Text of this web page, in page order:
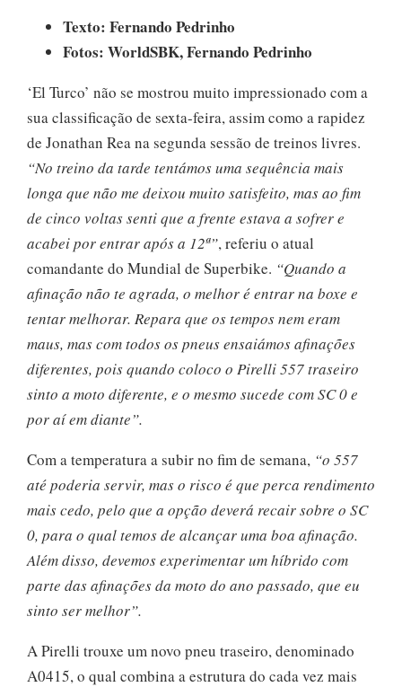
Texto: Fernando Pedrinho
Fotos: WorldSBK, Fernando Pedrinho
‘El Turco’ não se mostrou muito impressionado com a
sua classificação de sexta-feira, assim como a rapidez
de Jonathan Rea na segunda sessão de treinos livres.
“No treino da tarde tentámos uma sequência mais
longa que não me deixou muito satisfeito, mas ao fim
de cinco voltas senti que a frente estava a sofrer e
acabei por entrar após a 12ª”, referiu o atual
comandante do Mundial de Superbike. “Quando a
afinação não te agrada, o melhor é entrar na boxe e
tentar melhorar. Repara que os tempos nem eram
maus, mas com todos os pneus ensaiámos afinações
diferentes, pois quando coloco o Pirelli 557 traseiro
sinto a moto diferente, e o mesmo sucede com SC 0 e
por aí em diante”.
Com a temperatura a subir no fim de semana, “o 557
até poderia servir, mas o risco é que perca rendimento
mais cedo, pelo que a opção deverá recair sobre o SC
0, para o qual temos de alcançar uma boa afinação.
Além disso, devemos experimentar um híbrido com
parte das afinações da moto do ano passado, que eu
sinto ser melhor”.
A Pirelli trouxe um novo pneu traseiro, denominado
A0415, o qual combina a estrutura do cada vez mais